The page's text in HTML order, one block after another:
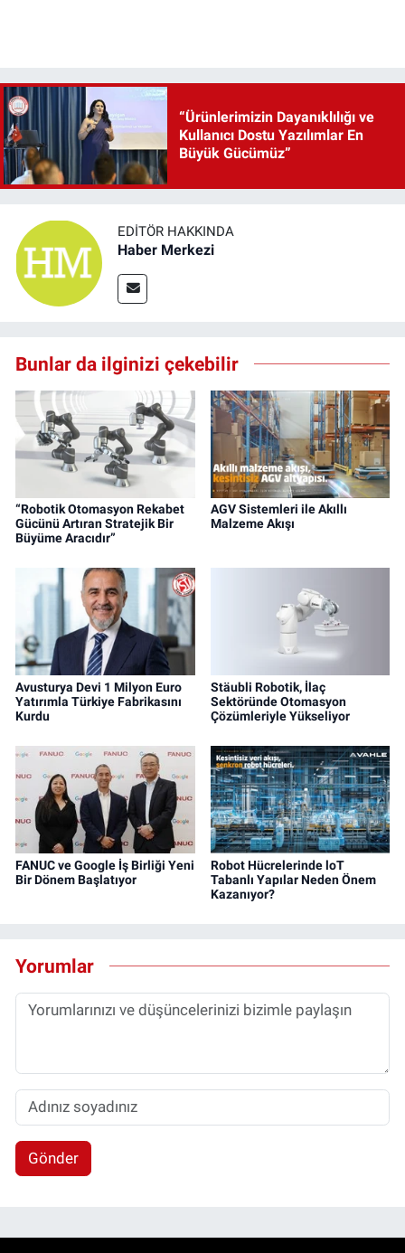
“Ürünlerimizin Dayanıklılığı ve
Kullanıcı Dostu Yazılımlar En
Büyük Gücümüz”
EDITÖR HAKKINDA
Haber Merkezi
Bunlar da ilginizi çekebilir
“Robotik Otomasyon Rekabet
Gücünü Artıran Stratejik Bir
Büyüme Aracıdır”
AGV Sistemleri ile Akıllı
Malzeme Akışı
Avusturya Devi 1 Milyon Euro
Yatırımla Türkiye Fabrikasını
Kurdu
Stäubli Robotik, İlaç
Sektöründe Otomasyon
Çözümleriyle Yükseliyor
FANUC ve Google İş Birliği Yeni
Bir Dönem Başlatıyor
Robot Hücrelerinde loT
Tabanlı Yapılar Neden Önem
Kazanıyor?
Yorumlar
Gönder